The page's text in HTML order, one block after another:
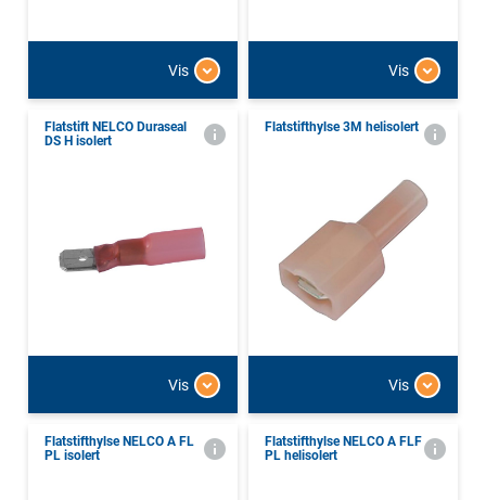
Vis Vis
Flatstift NELCO Duraseal
DS H isolert
Vis
Flatstifthylse 3M helisolert
Vis
Flatstifthylse NELCO A FL
PL isolert
Flatstifthylse NELCO A FLF
PL helisolert